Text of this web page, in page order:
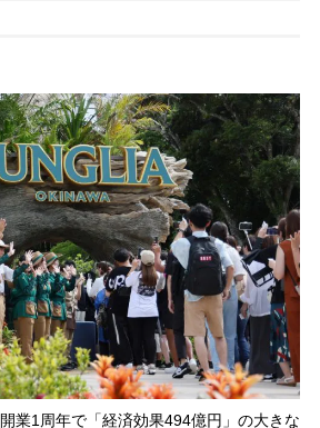
業1周年で「経済効果494億円」の大きな